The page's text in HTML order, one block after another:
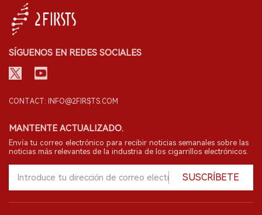
SÍGUENOS EN REDES SOCIALES
CONTACT: INFO@2FIRSTS.COM
MANTENTE ACTUALIZADO.
Envía tu correo electrónico para recibir noticias semanales sobre las
noticias más relevantes de la industria de los cigarrillos electrónicos.
SUSCRÍBETE